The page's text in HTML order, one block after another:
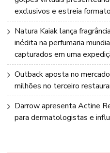
exclusivos e estreia
Natura Kaiak lança
inédita na perfumaria
capturados em uma
Outback aposta no
milhões no terceiro
Darrow apresenta Actine
para dermatologistas e